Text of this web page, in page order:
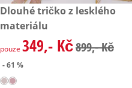
zlevněná cena: 349,- Kč,
- 61 %
Dlouhé tričko z lesklého
materiálu
zlevněná cena: 349,- Kč,
pouze 349,- Kč899,- Kč
- 61 %